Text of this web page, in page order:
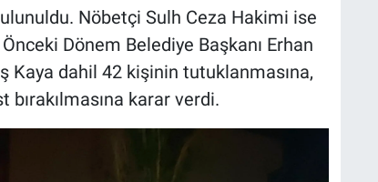
Nöbetçi Sulh Ceza Hakimi ise
Dönem Belediye Başkanı Erhan
Kaya dahil 42 kişinin tutuklanmasına,
karar verdi.